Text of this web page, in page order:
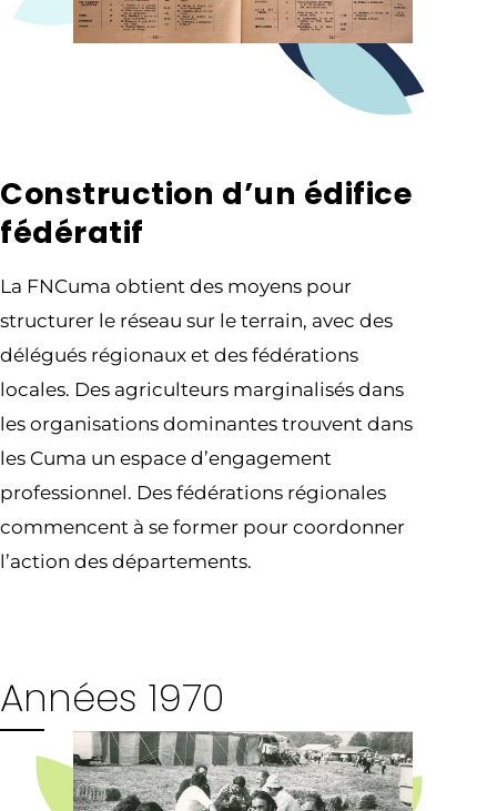
Construction d’un édifice
fédératif
La FNCuma obtient des moyens pour
structurer le réseau sur le terrain, avec des
délégués régionaux et des fédérations
locales. Des agriculteurs marginalisés dans
les organisations dominantes trouvent dans
les Cuma un espace d’engagement
professionnel. Des fédérations régionales
commencent à se former pour coordonner
l’action des départements.
Années 1970